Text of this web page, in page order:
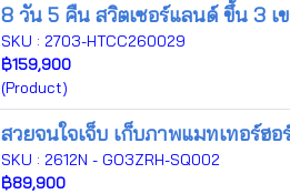
8 วัน 5 คืน สวิตเซอร์แลนด์ ขึ้น 3 เ
SKU : 2703-HTCC260029
฿159,900
(Product)
สวยจนใจเจ็บ เก็บภาพแมทเทอร์ฮ
SKU : 2612N - GO3ZRH-SQ002
฿89,900